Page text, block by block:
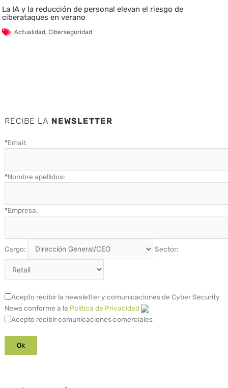
La IA y la reducción de personal elevan el riesgo de
ciberataques en verano
Actualidad,Ciberseguridad
RECIBE LA NEWSLETTER
*Email:
*Nombre apellidos:
*Empresa:
Cargo: Sector:
Acepto recibir la newsletter y comunicaciones de Cyber Security
News conforme a la Política de Privacidad
Acepto recibir comunicaciones comerciales